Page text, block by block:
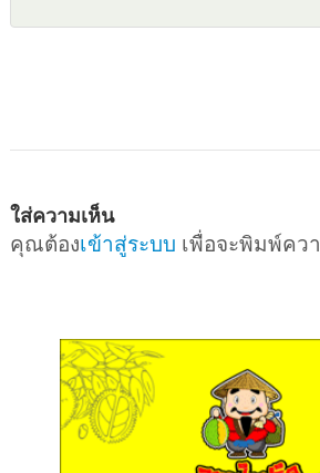
ใส่ความเห็น
คุณต้องเข้าสู่ระบบ เพื่อจะพิมพ์คว